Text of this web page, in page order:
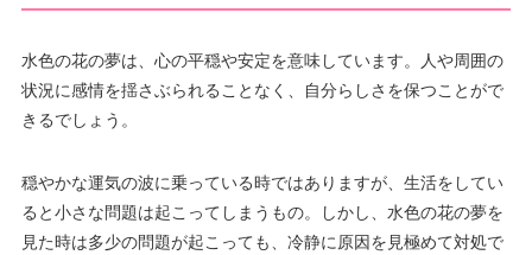
水色の花の夢は、心の平穏や安定を意味しています。人や周囲の
状況に感情を揺さぶられることなく、自分らしさを保つことがで
きるでしょう。
穏やかな運気の波に乗っている時ではありますが、生活をしてい
ると小さな問題は起こってしまうもの。しかし、水色の花の夢を
見た時は多少の問題が起こっても、冷静に原因を見極めて対処で